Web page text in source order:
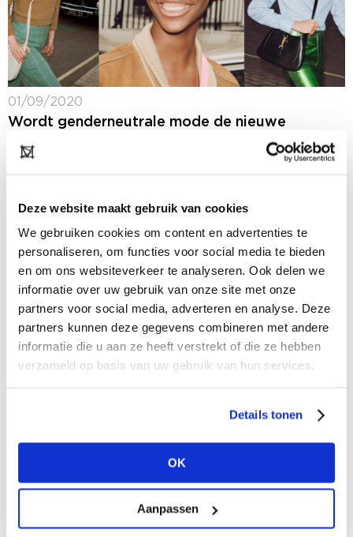
Deze website maakt gebruik van cookies
We gebruiken cookies om content en advertenties te
personaliseren, om functies voor social media te bieden
en om ons websiteverkeer te analyseren. Ook delen we
informatie over uw gebruik van onze site met onze
partners voor social media, adverteren en analyse. Deze
partners kunnen deze gegevens combineren met andere
informatie die u aan ze heeft verstrekt of die ze hebben
verzameld op basis van uw gebruik van hun services.
Details tonen
OK
Aanpassen
01/09/2020
Wordt genderneutrale mode de nieuwe
Een aantal jaar geleden gooide modeketen Zara hoge
steeds meer merken het belang van deze vorm van...
27/08/2020
Experience sells: Hoe meer, hoe beter
Winkeliers, brands en ook shopping malls gokken
minder vaak op één paard tegelijk en voegen steeds
vaker grote hoeveelheden beleving toe aan de